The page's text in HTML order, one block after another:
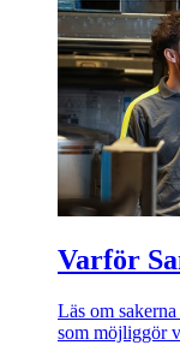
Varför
Läs om
som möjliggör